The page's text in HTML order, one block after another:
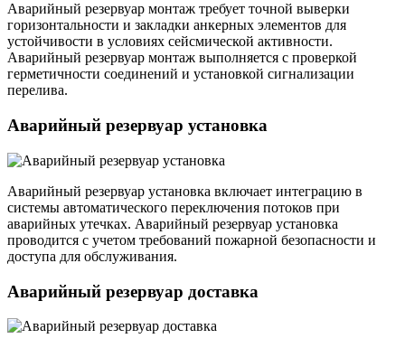
Аварийный резервуар монтаж требует точной выверки
горизонтальности и закладки анкерных элементов для
устойчивости в условиях сейсмической активности.
Аварийный резервуар монтаж выполняется с проверкой
герметичности соединений и установкой сигнализации
перелива.
Аварийный резервуар установка
Аварийный резервуар установка включает интеграцию в
системы автоматического переключения потоков при
аварийных утечках. Аварийный резервуар установка
проводится с учетом требований пожарной безопасности и
доступа для обслуживания.
Аварийный резервуар доставка